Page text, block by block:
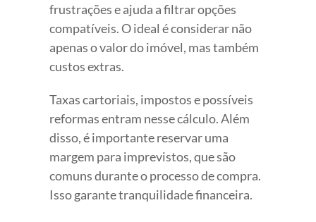
frustrações e ajuda a filtrar opções
compatíveis. O ideal é considerar não
apenas o valor do imóvel, mas também
custos extras.
Taxas cartoriais, impostos e possíveis
reformas entram nesse cálculo. Além
disso, é importante reservar uma
margem para imprevistos, que são
comuns durante o processo de compra.
Isso garante tranquilidade financeira.